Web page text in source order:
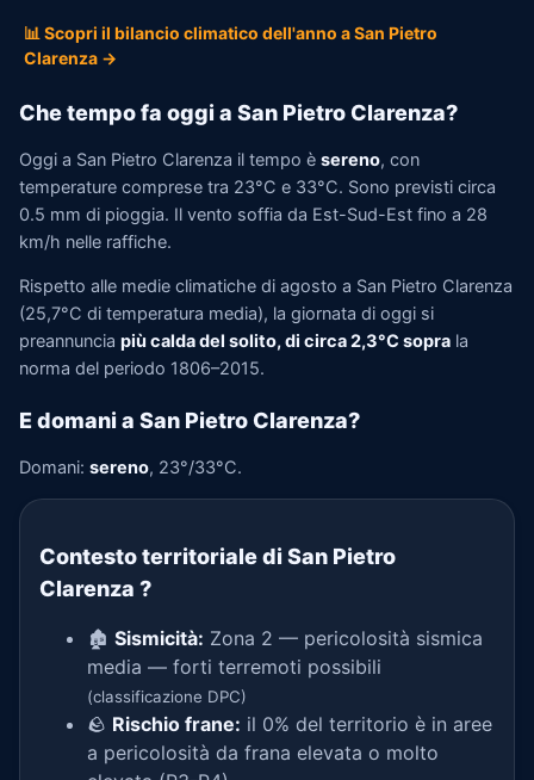
📊 Scopri il bilancio climatico dell'anno a San Pietro
Clarenza →
Che tempo fa oggi a San Pietro Clarenza?
Oggi a San Pietro Clarenza il tempo è sereno, con
temperature comprese tra 23°C e 33°C. Sono previsti circa
0.5 mm di pioggia. Il vento soffia da Est-Sud-Est fino a 28
km/h nelle raffiche.
Rispetto alle medie climatiche di agosto a San Pietro Clarenza
(25,7°C di temperatura media), la giornata di oggi si
preannuncia più calda del solito, di circa 2,3°C sopra la
norma del periodo 1806–2015.
E domani a San Pietro Clarenza?
Domani: sereno, 23°/33°C.
Contesto territoriale di San Pietro
Clarenza ?
🏚️ Sismicità: Zona 2 — pericolosità sismica
media — forti terremoti possibili
(classificazione DPC)
🪨 Rischio frane: il 0% del territorio è in aree
a pericolosità da frana elevata o molto